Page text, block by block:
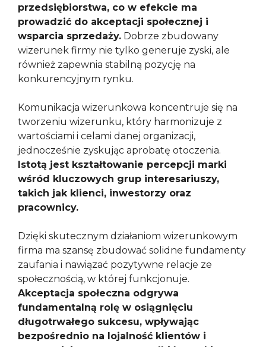
przedsiębiorstwa, co w efekcie ma
prowadzić do akceptacji społecznej i
wsparcia sprzedaży. Dobrze zbudowany
wizerunek firmy nie tylko generuje zyski, ale
również zapewnia stabilną pozycję na
konkurencyjnym rynku.
Komunikacja wizerunkowa koncentruje się na
tworzeniu wizerunku, który harmonizuje z
wartościami i celami danej organizacji,
jednocześnie zyskując aprobatę otoczenia.
Istotą jest kształtowanie percepcji marki
wśród kluczowych grup interesariuszy,
takich jak klienci, inwestorzy oraz
pracownicy.
Dzięki skutecznym działaniom wizerunkowym
firma ma szansę zbudować solidne fundamenty
zaufania i nawiązać pozytywne relacje ze
społecznością, w której funkcjonuje.
Akceptacja społeczna odgrywa
fundamentalną rolę w osiągnięciu
długotrwałego sukcesu, wpływając
bezpośrednio na lojalność klientów i